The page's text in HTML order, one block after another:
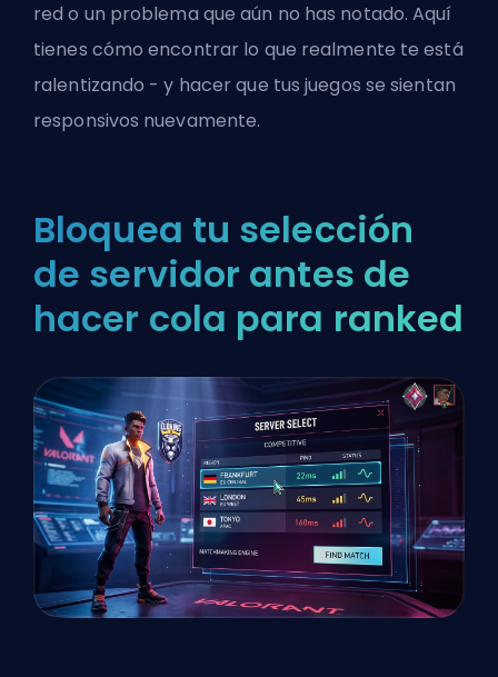
red o un problema que aún no has notado. Aquí
tienes cómo encontrar lo que realmente te está
ralentizando - y hacer que tus juegos se sientan
responsivos nuevamente.
Bloquea tu selección
de servidor antes de
hacer cola para ranked